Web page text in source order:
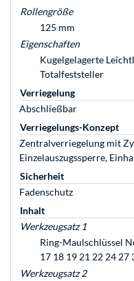
Rollengröße
125 mm
Eigenschaften
Kugelgelagerte
Totalfeststeller
Verriegelung
Abschließbar
Verriegelungs-Konzept
Zentralverriegelung mit
Einzelauszugssperre,
Sicherheit
Fadenschutz
Inhalt
Werkzeugsatz 1
Ring-Maulschlüssel
17 18 19 21 22 24 27
Werkzeugsatz 2